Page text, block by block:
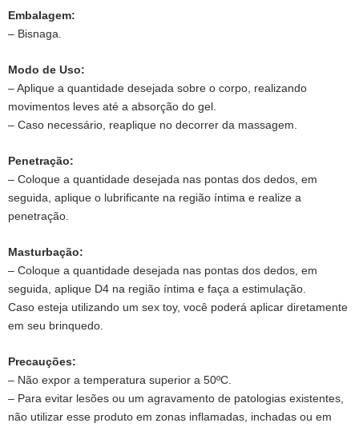
Embalagem:
– Bisnaga.
Modo de Uso:
– Aplique a quantidade desejada sobre o corpo, realizando
movimentos leves até a absorção do gel.
– Caso necessário, reaplique no decorrer da massagem.
Penetração:
– Coloque a quantidade desejada nas pontas dos dedos, em
seguida, aplique o lubrificante na região íntima e realize a
penetração.
Masturbação:
– Coloque a quantidade desejada nas pontas dos dedos, em
seguida, aplique D4 na região íntima e faça a estimulação.
Caso esteja utilizando um sex toy, você poderá aplicar diretamente
em seu brinquedo.
Precauções:
– Não expor a temperatura superior a 50ºC.
– Para evitar lesões ou um agravamento de patologias existentes,
não utilizar esse produto em zonas inflamadas, inchadas ou em